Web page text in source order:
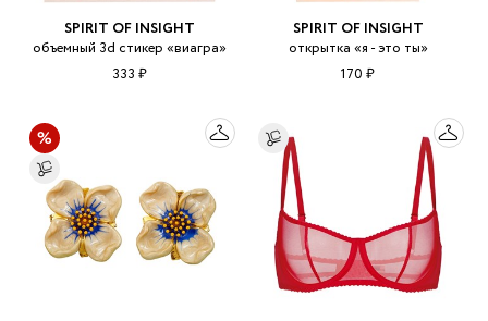
SPIRIT OF INSIGHT
объемный 3d стикер «виагра»
333 ₽
SPIRIT OF INSIGHT
открытка «я - это ты»
170 ₽